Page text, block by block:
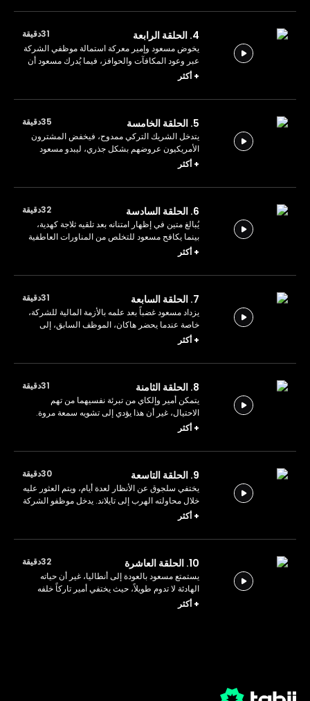
4. الحلقة الرابعة
31دقيقة
يخوض مسعود وإمير معركة استمالة موظفي الشركة
عبر وعود المكافآت والحوافز، فيما يُدرك مسعود أن
ساعة الرحيل قد اقتربت بعد خسائر متتالية في الحب
+أكثر
5. الحلقة الخامسة
35دقيقة
يتدخل الشريك التركي ممدوح، فيخفض المشترون
الأمريكيون عروضهم بشكل جذري، ليبدو مسعود
الحل الوحيد المُنقذ للشركة من هذه الأزمة الخانقة.
+أكثر
6. الحلقة السادسة
32دقيقة
يُبالغ متين في إظهار امتنانه بعد تلقيه ثلاجة كهدية،
بينما يكافح مسعود للتخلص من المناورات العاطفية
القادمة من جهة خديجة.
+أكثر
7. الحلقة السابعة
31دقيقة
يزداد مسعود غضباً بعد علمه بالأزمة المالية للشركة،
خاصة عندما يحضر هاكان، الموظف السابق، إلى
المكتب للاحتفال بمناسبة خاصة.
+أكثر
8. الحلقة الثامنة
31دقيقة
يتمكن أمير وإلكاي من تبرئة نفسيهما من تهم
الاحتيال، غير أن هذا يؤدي إلى تشويه سمعة مروة.
وبعد انكشاف حقيقته، يجد سلجوق نفسه مضطراً
+أكثر
9. الحلقة التاسعة
30دقيقة
يختفي سلجوق عن الأنظار لعدة أيام، ويتم العثور عليه
خلال محاولته الهرب إلى تايلاند. يدخل موظفو الشركة
في حالة هلع، مدركين استحالة استرداد القروض التي
+أكثر
10. الحلقة العاشرة
32دقيقة
يستمتع مسعود بالعودة إلى أنطاليا، غير أن حياته
الهادئة لا تدوم طويلاً، حيث يختفي أمير تاركاً خلفه
تسجيل فيديو يعترف فيه بكل شيء.
+أكثر